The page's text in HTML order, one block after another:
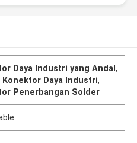
Daya Industri yang Andal,
Konektor Daya Industri,
Penerbangan Solder